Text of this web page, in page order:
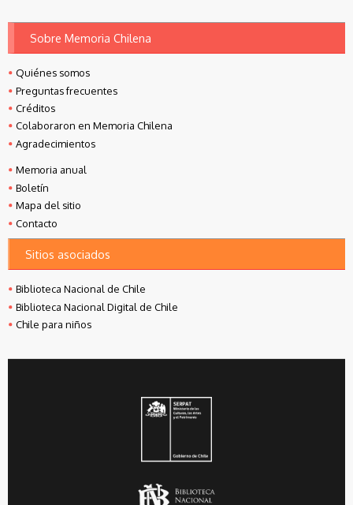
Sobre Memoria Chilena
Quiénes somos
Preguntas frecuentes
Créditos
Colaboraron en Memoria Chilena
Agradecimientos
Memoria anual
Boletín
Mapa del sitio
Contacto
Sitios asociados
Biblioteca Nacional de Chile
Biblioteca Nacional Digital de Chile
Chile para niños